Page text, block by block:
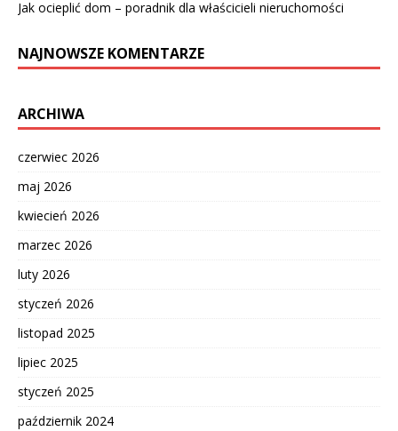
Jak ocieplić dom – poradnik dla właścicieli nieruchomości
NAJNOWSZE KOMENTARZE
ARCHIWA
czerwiec 2026
maj 2026
kwiecień 2026
marzec 2026
luty 2026
styczeń 2026
listopad 2025
lipiec 2025
styczeń 2025
październik 2024